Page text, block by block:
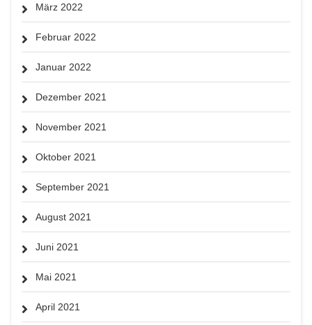
März 2022
Februar 2022
Januar 2022
Dezember 2021
November 2021
Oktober 2021
September 2021
August 2021
Juni 2021
Mai 2021
April 2021